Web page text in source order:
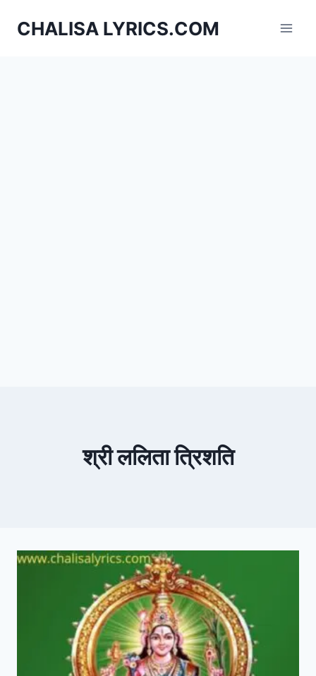
CHALISA LYRICS.COM
श्री ललिता त्रिशति